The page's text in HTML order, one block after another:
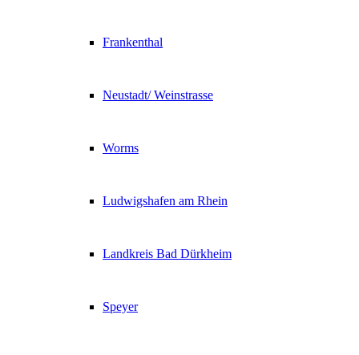
Frankenthal
Neustadt/ Weinstrasse
Worms
Ludwigshafen am Rhein
Landkreis Bad Dürkheim
Speyer